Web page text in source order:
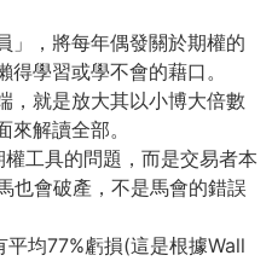
」，將每年偶發關於期權的
學習或學不會的藉口。
，就是放大其以小博大倍數
解讀全部。
工具的問題，而是交易者本
也會破產，不是馬會的錯誤
均77%虧損(這是根據Wall